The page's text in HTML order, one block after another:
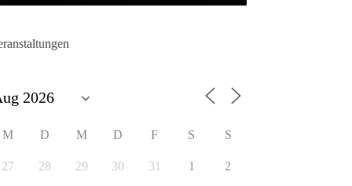
M D M D F S S
27 28 29 30 31 1 2